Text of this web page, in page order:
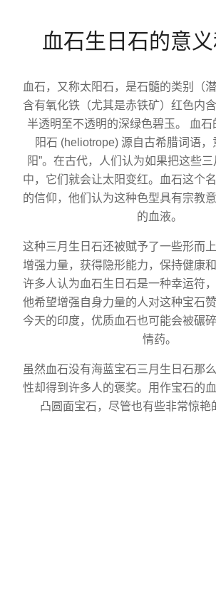
血石生日石的意
血石，又称太阳石，是石髓的类别（
含有氧化铁（尤其是赤铁矿）红色内
半透明至不透明的深绿色碧玉。 血石
阳石 (heliotrope) 源自古希腊词语，
阳”。在古代，人们认为如果把这些
中，它们就会让太阳变红。血石这个
的信仰，他们认为这种色型具有宗教
的血液。
这种三月生日石还被赋予了一些形而
增强力量，获得隐形能力，保持健康
许多人认为血石生日石是一种幸运符
他希望增强自身力量的人对这种宝石
今天的印度，优质血石也可能会被碾
情药。
虽然血石没有海蓝宝石三月生日石那
性却得到许多人的褒奖。用作宝石的
凸圆面宝石，尽管也有些非常惊艳